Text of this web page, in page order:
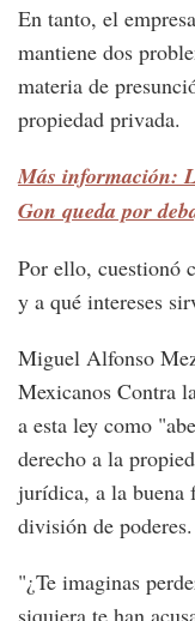
En tanto, el
mantiene dos
materia de
propiedad privada.
Más información:
Gon queda por
Por ello, cuestionó
y a qué intereses
Miguel Alfonso
Mexicanos Contra
a esta ley como
derecho a la
jurídica, a la buena
división de poderes.
"¿Te imaginas
siquiera te han